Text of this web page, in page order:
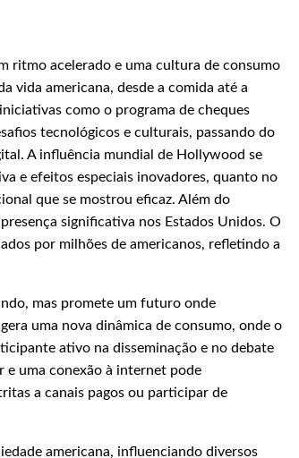
ritmo acelerado e uma cultura de consumo
vida americana, desde a comida até a
como o programa de cheques
tecnológicos e culturais, passando do
A influência mundial de Hollywood se
e efeitos especiais inovadores, quanto no
que se mostrou eficaz. Além do
significativa nos Estados Unidos. O
por milhões de americanos, refletindo a
mas promete um futuro onde
uma nova dinâmica de consumo, onde o
ativo na disseminação e no debate
e uma conexão à internet pode
a canais pagos ou participar de
americana, influenciando diversos